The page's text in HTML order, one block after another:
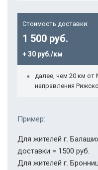
Стоимость доставки:
1 500 руб.
+ 30 руб./км
далее, чем 20 км
направления
Пример:
Для жителей г.
доставки = 1500 руб.
Для жителей г.